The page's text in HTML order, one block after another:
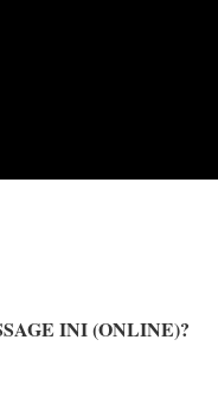
INI (ONLINE)?